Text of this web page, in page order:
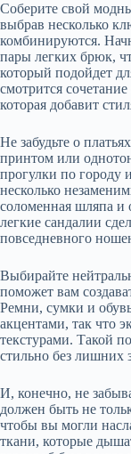
Соберите свой
выбрав несколько
комбинируются.
пары легких брюк,
который подойдет
смотрится
которая добавит
Не забудьте о
принтом или
прогулки по городу
несколько
соломенная шляпа и
легкие сандалии
повседневного
Выбирайте
поможет вам
Ремни, сумки и
акцентами, так что
текстурами. Такой
стильно без лишних
И, конечно, не
должен быть не
чтобы вы могли
ткани, которые